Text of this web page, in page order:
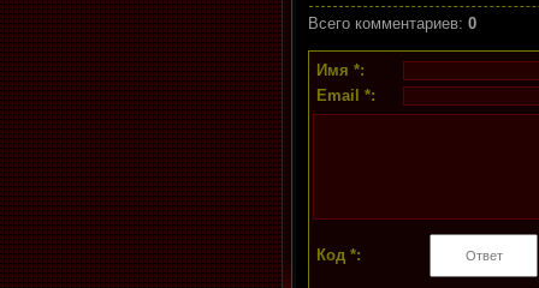
Всего комментариев: 0
Имя *:
Email *:
Код *: